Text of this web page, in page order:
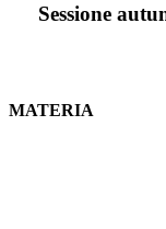
Sessione
MATERIA